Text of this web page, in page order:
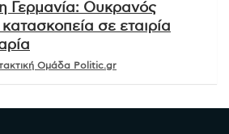
Γερμανία: Ουκρανός
σε εταιρία
Ομάδα Politic.gr